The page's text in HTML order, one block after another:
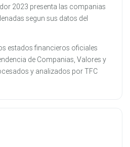
2023 presenta las companias
segun sus datos del
estados financieros oficiales
de Companias, Valores y
y analizados por TFC